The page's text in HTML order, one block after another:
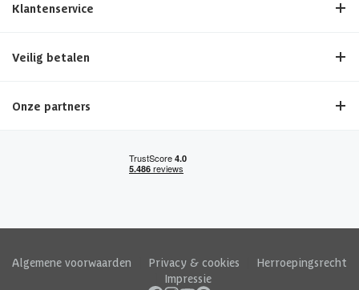
Klantenservice
Veilig betalen
Onze partners
Algemene voorwaarden Privacy & cookies
Herroepingsrecht
Impressie